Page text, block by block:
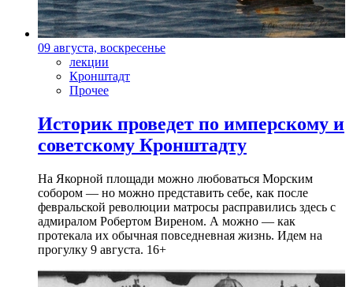
09 августа, воскресенье
лекции
Кронштадт
Прочее
Историк проведет по имперскому и
советскому Кронштадту
На Якорной площади можно любоваться Морским
собором — но можно представить себе, как после
февральской революции матросы расправились здесь с
адмиралом Робертом Виреном. А можно — как
протекала их обычная повседневная жизнь. Идем на
прогулку 9 августа. 16+